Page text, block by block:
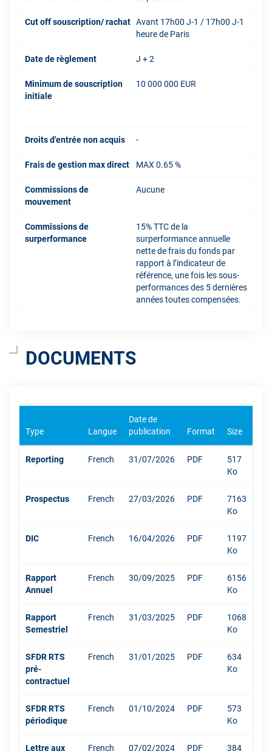
Cut off souscription/ rachat Avant 17h00 J-1 / 17h00 J-1
heure de Paris
Date de règlement J + 2
Minimum de souscription
initiale
10 000 000 EUR
Droits d'entrée non acquis -
Frais de gestion max direct MAX 0.65 %
Commissions de
mouvement
Aucune
Commissions de
surperformance
15% TTC de la
surperformance annuelle
nette de frais du fonds par
rapport à l’indicateur de
référence, une fois les sous-
performances des 5 dernières
années toutes compensées.
DOCUMENTS
Type Langue
Date de
publication
Format Size
Reporting French 31/07/2026 PDF
517
Ko
Prospectus French 27/03/2026 PDF
7163
Ko
DIC French 16/04/2026 PDF
1197
Ko
Rapport
Annuel
French 30/09/2025 PDF
6156
Ko
Rapport
Semestriel
French 31/03/2025 PDF
1068
Ko
SFDR RTS
pré-
contractuel
French 31/01/2025 PDF
634
Ko
SFDR RTS
périodique
French 01/10/2024 PDF
573
Ko
Lettre aux French 07/02/2024 PDF 384